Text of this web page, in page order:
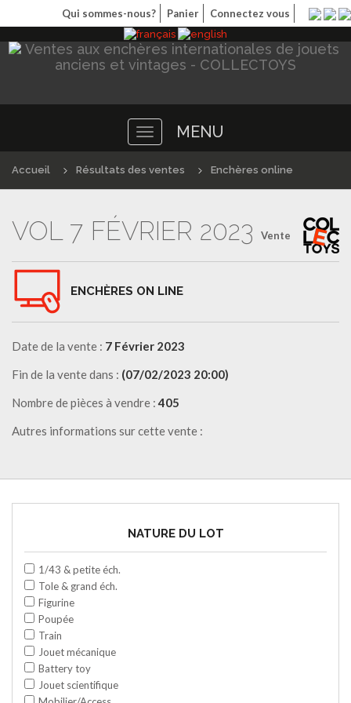
Qui sommes-nous? Panier Connectez vous
Toggle
navigation
MENU
Accueil Résultats des ventes Enchères online
Vente
VOL 7 FÉVRIER 2023
ENCHÈRES ON LINE
Date de la vente : 7 Février 2023
Fin de la vente dans : (07/02/2023 20:00)
Nombre de pièces à vendre :405
Autres informations sur cette vente :
NATURE DU LOT
1/43 & petite éch.
Tole & grand éch.
Figurine
Poupée
Train
Jouet mécanique
Battery toy
Jouet scientifique